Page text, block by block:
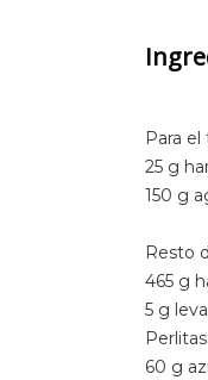
Para
25 g
150 g
Resto
465 g
5 g
60 g